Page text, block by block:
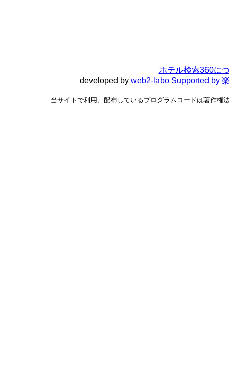
ホテル検索360に
developed by web2-labo Supported by
当サイトで利用、配布しているプログラムコードは著作